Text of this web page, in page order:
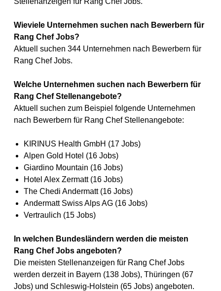
Wieviele Unternehmen suchen nach Bewerbern für
Rang Chef Jobs?
Aktuell suchen 344 Unternehmen nach Bewerbern für
Rang Chef Jobs.
Welche Unternehmen suchen nach Bewerbern für
Rang Chef Stellenangebote?
Aktuell suchen zum Beispiel folgende Unternehmen
nach Bewerbern für Rang Chef Stellenangebote:
KIRINUS Health GmbH (17 Jobs)
Alpen Gold Hotel (16 Jobs)
Giardino Mountain (16 Jobs)
Hotel Alex Zermatt (16 Jobs)
The Chedi Andermatt (16 Jobs)
Andermatt Swiss Alps AG (16 Jobs)
Vertraulich (15 Jobs)
In welchen Bundesländern werden die meisten
Rang Chef Jobs angeboten?
Die meisten Stellenanzeigen für Rang Chef Jobs
werden derzeit in Bayern (138 Jobs), Thüringen (67
Jobs) und Schleswig-Holstein (65 Jobs) angeboten.